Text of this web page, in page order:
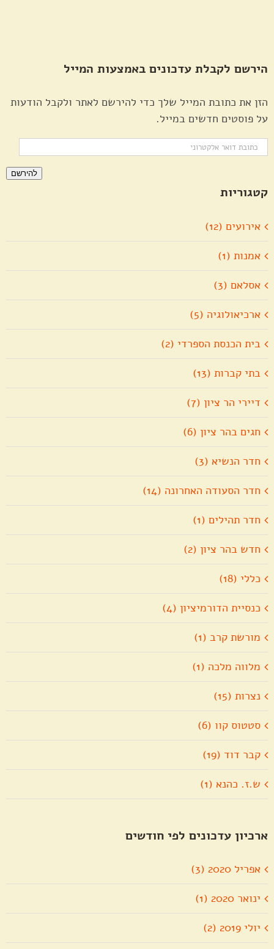
הירשם לקבלת עדכונים באמצעות המייל
הזן את כתובת המייל שלך כדי להירשם לאתר ולקבל הודעות
על פוסטים חדשים במייל.
כתובת
להירשם
קטגוריות
אירועים (12)
אמנות (1)
אסלאם (3)
ארכיאולוגיה (5)
בית הכנסת הספרדי (2)
בתי קברות (13)
דיירי הר ציון (7)
חגים בהר ציון (6)
חדר הנשיא (3)
חדר הסעודה האחרונה (14)
חדר תהילים (1)
חדש בהר ציון (2)
כללי (18)
כנסיית הדורמיציון (4)
מורשת קרב (1)
מלווה מלכה (1)
נצרות (15)
סטטוס קוו (6)
קבר דוד (19)
ש.ז. כהנא (1)
ארכיון עדכונים לפי חודשים
אפריל 2020 (3)
ינואר 2020 (1)
יולי 2019 (2)